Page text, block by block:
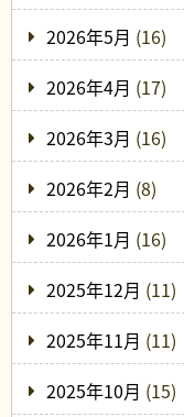
2026年5月 (16)
2026年4月 (17)
2026年3月 (16)
2026年2月 (8)
2026年1月 (16)
2025年12月 (11)
2025年11月 (11)
2025年10月 (15)